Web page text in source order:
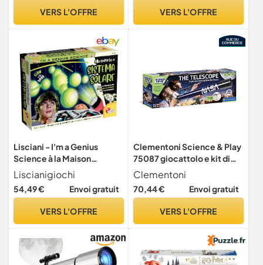
Passionnés d’Art et de
VERS L'OFFRE VERS L'OFFRE
Lisciani - I'm a Genius
Science à la Maison
Astronomie, Planètes en
Plastique Brillantes dans
l'Obscurité, Multicolore,
Liscianigiochi
54,49 € Envoi gratuit
VERS L'OFFRE
Clementoni Science & Play
75087 giocattolo e kit di
scienza per bambini
(Clementoni)
Clementoni
70,44 € Envoi gratuit
VERS L'OFFRE